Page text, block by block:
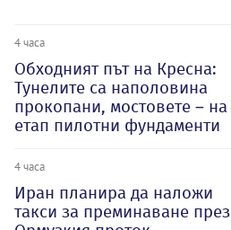
4 часа
Обходният път на Кресна:
Тунелите са наполовина
прокопани, мостовете – на
етап пилотни фундаменти
4 часа
Иран планира да наложи
такси за преминаване през